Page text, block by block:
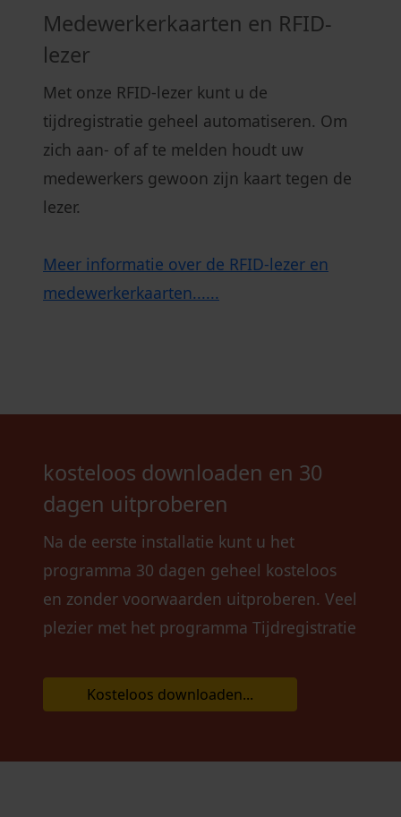
Medewerkerkaarten en RFID-
lezer
Met onze RFID-lezer kunt u de
tijdregistratie geheel automatiseren. Om
zich aan- of af te melden houdt uw
medewerkers gewoon zijn kaart tegen de
lezer.
Meer informatie over de RFID-lezer en
medewerkerkaarten......
kosteloos downloaden en 30
dagen uitproberen
Na de eerste installatie kunt u het
programma 30 dagen geheel kosteloos
en zonder voorwaarden uitproberen. Veel
plezier met het programma Tijdregistratie
Kosteloos downloaden...